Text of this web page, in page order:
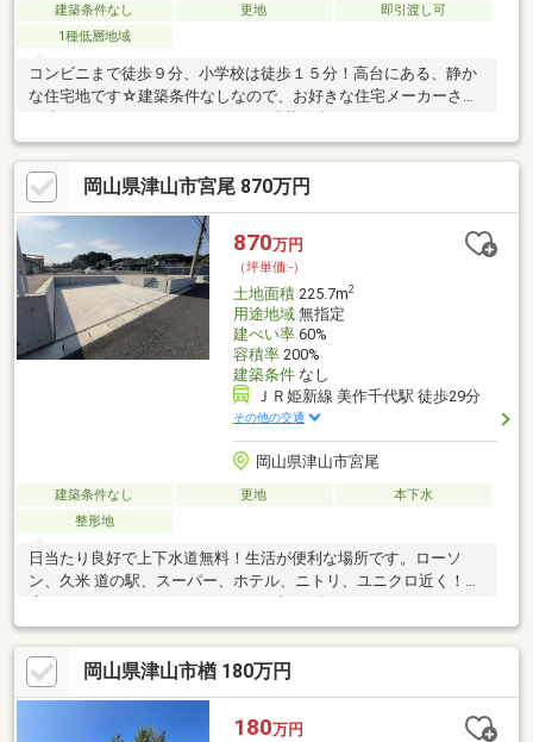
建築条件なし 更地
即引渡し可
1種低層地域
コンビニまで徒歩９分、小学校は徒歩１５分！高台にある、静か
な住宅地です☆建築条件なしなので、お好きな住宅メーカーさん
で建てていただけますよ（＾＾♪ 現状有姿
岡山県津山市宮尾 870万円
870万円
（坪単価:-）
土地面積225.7m2
用途地域無指定
建ぺい率60%
容積率200%
建築条件なし
ＪＲ姫新線 美作千代駅 徒歩29分
その他の交通
岡山県津山市宮尾
建築条件なし 更地
本下水
整形地
日当たり良好で上下水道無料！生活が便利な場所です。ローソ
ン、久米 道の駅、スーパー、ホテル、ニトリ、ユニクロ近く！院
岡山県津山市楢 180万円
180万円